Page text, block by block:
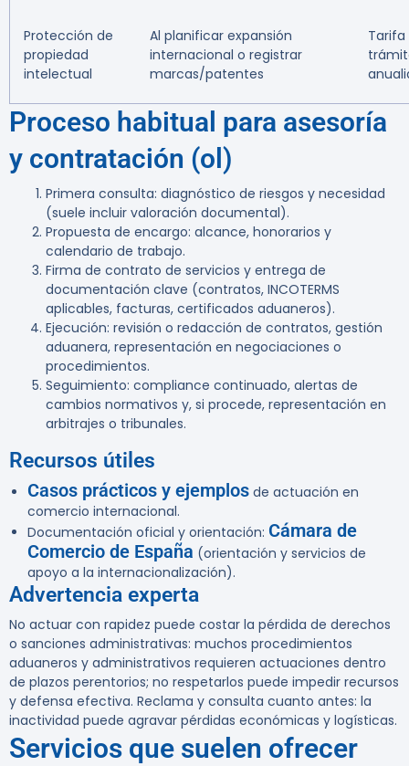
Protección de
propiedad
intelectual
Al planificar expansión
internacional o registrar
marcas/patentes
Tarifa
Proceso habitual para asesoría
y contratación (ol)
Primera consulta: diagnóstico de riesgos y necesidad
(suele incluir valoración documental).
Propuesta de encargo: alcance, honorarios y
calendario de trabajo.
Firma de contrato de servicios y entrega de
documentación clave (contratos, INCOTERMS
aplicables, facturas, certificados aduaneros).
Ejecución: revisión o redacción de contratos, gestión
aduanera, representación en negociaciones o
procedimientos.
Seguimiento: compliance continuado, alertas de
cambios normativos y, si procede, representación en
arbitrajes o tribunales.
Recursos útiles
Casos prácticos y ejemplos de actuación en
comercio internacional.
Documentación oficial y orientación: Cámara de
Comercio de España (orientación y servicios de
apoyo a la internacionalización).
Advertencia experta
No actuar con rapidez puede costar la pérdida de derechos
o sanciones administrativas: muchos procedimientos
aduaneros y administrativos requieren actuaciones dentro
de plazos perentorios; no respetarlos puede impedir recursos
y defensa efectiva. Reclama y consulta cuanto antes: la
inactividad puede agravar pérdidas económicas y logísticas.
Servicios que suelen ofrecer